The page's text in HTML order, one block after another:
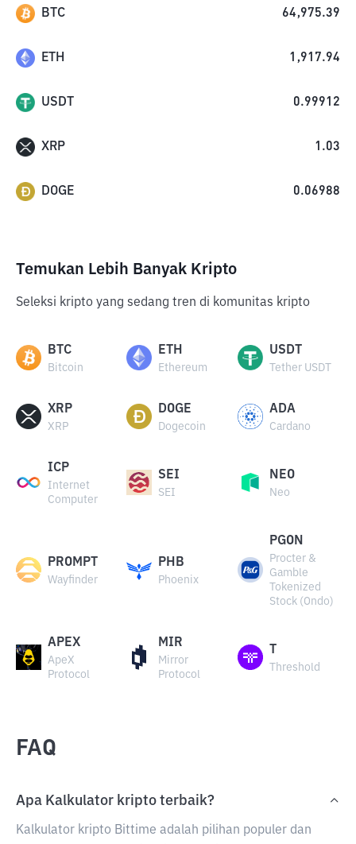
BTC 64,975.39
ETH 1,917.94
USDT 0.99912
XRP 1.03
DOGE 0.06988
Temukan Lebih Banyak Kripto
Seleksi kripto yang sedang tren di komunitas kripto
BTC
Bitcoin
ETH
Ethereum
USDT
Tether USDT
XRP
XRP
DOGE
Dogecoin
ADA
Cardano
ICP
Internet
Computer
SEI
SEI
NEO
Neo
PROMPT
Wayfinder
PHB
Phoenix
PGON
Procter &
Gamble
Tokenized
Stock (Ondo)
APEX
ApeX
Protocol
MIR
Mirror
Protocol
Threshold
FAQ
Apa Kalkulator kripto terbaik?
Kalkulator kripto Bittime adalah pilihan populer dan